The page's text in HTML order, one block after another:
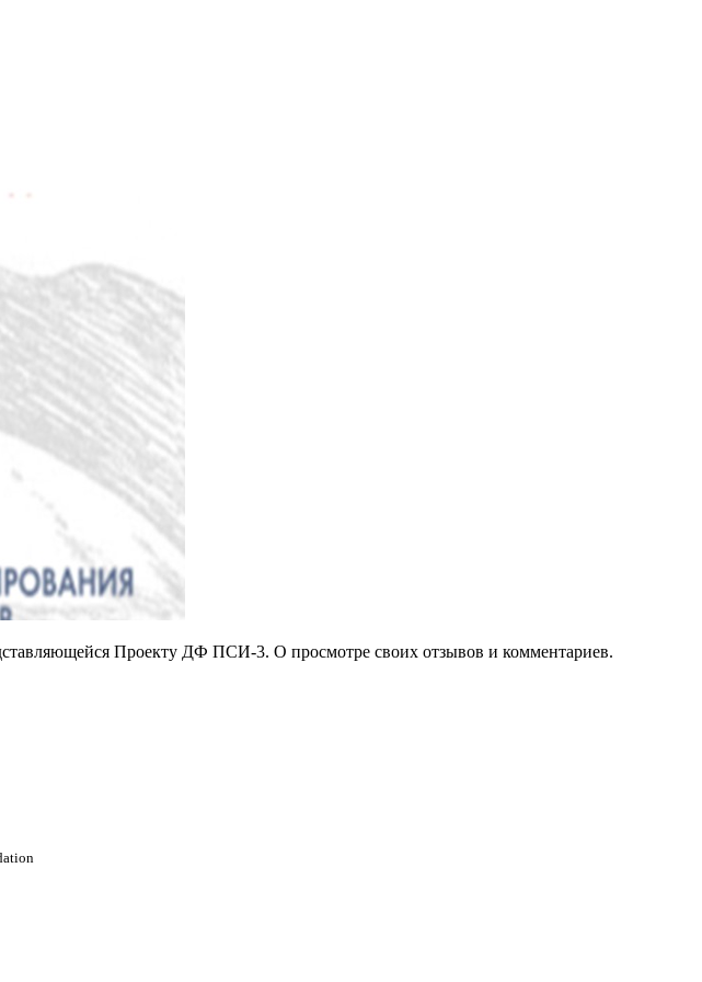
Проекту ДФ ПСИ-3. О просмотре своих отзывов и комментариев.